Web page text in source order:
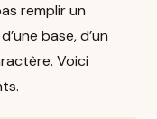
remplir un
base, d’un
Voici